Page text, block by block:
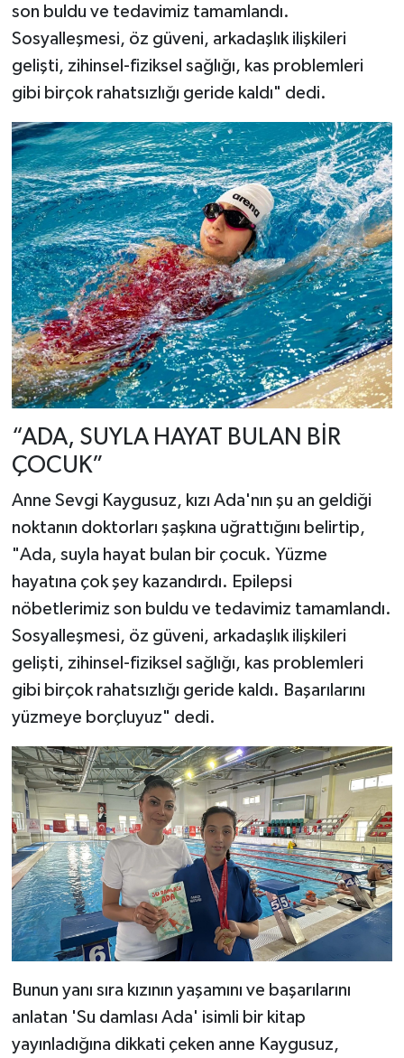
son buldu ve tedavimiz tamamlandı.
Sosyalleşmesi, öz güveni, arkadaşlık ilişkileri
gelişti, zihinsel-fiziksel sağlığı, kas problemleri
gibi birçok rahatsızlığı geride kaldı" dedi.
“ADA, SUYLA HAYAT BULAN BİR
ÇOCUK”
Anne Sevgi Kaygusuz, kızı Ada'nın şu an geldiği
noktanın doktorları şaşkına uğrattığını belirtip,
"Ada, suyla hayat bulan bir çocuk. Yüzme
hayatına çok şey kazandırdı. Epilepsi
nöbetlerimiz son buldu ve tedavimiz tamamlandı.
Sosyalleşmesi, öz güveni, arkadaşlık ilişkileri
gelişti, zihinsel-fiziksel sağlığı, kas problemleri
gibi birçok rahatsızlığı geride kaldı. Başarılarını
yüzmeye borçluyuz" dedi.
Bunun yanı sıra kızının yaşamını ve başarılarını
anlatan 'Su damlası Ada' isimli bir kitap
yayınladığına dikkati çeken anne Kaygusuz,